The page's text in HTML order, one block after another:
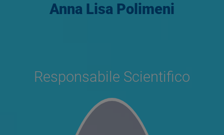
Anna Lisa Polimeni
Responsabile Scientifico